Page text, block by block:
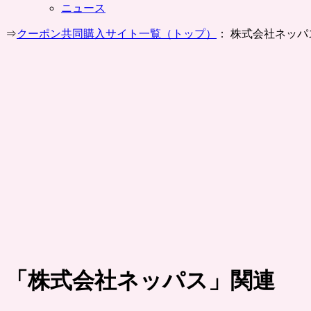
ニュース
⇒クーポン共同購入サイト一覧（トップ） ： 株式会社ネッパ
「株式会社ネッパス 」関連